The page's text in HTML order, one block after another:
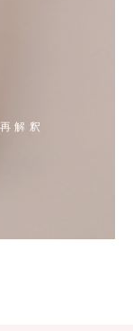
解釈